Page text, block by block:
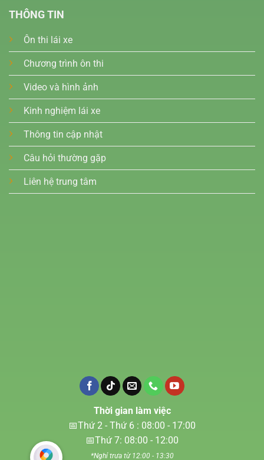
THÔNG TIN
Ôn thi lái xe
Chương trình ôn thi
Video và hình ảnh
Kinh nghiệm lái xe
Thông tin cập nhật
Câu hỏi thường gặp
Liên hệ trung tâm
Thời gian làm việc
📅Thứ 2 - Thứ 6 : 08:00 - 17:00
📅Thứ 7: 08:00 - 12:00
*Nghỉ trưa từ 12:00 - 13:30